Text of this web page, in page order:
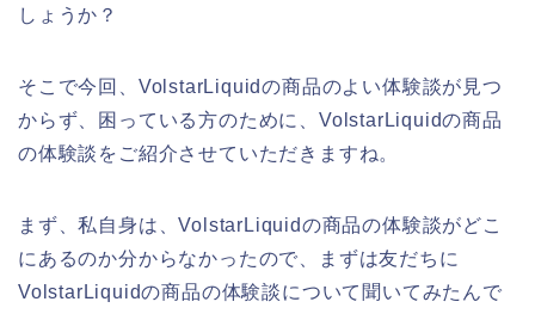
しょうか？
そこで今回、VolstarLiquidの商品のよい体験談が見つ
からず、困っている方のために、VolstarLiquidの商品
の体験談をご紹介させていただきますね。
まず、私自身は、VolstarLiquidの商品の体験談がどこ
にあるのか分からなかったので、まずは友だちに
VolstarLiquidの商品の体験談について聞いてみたんで